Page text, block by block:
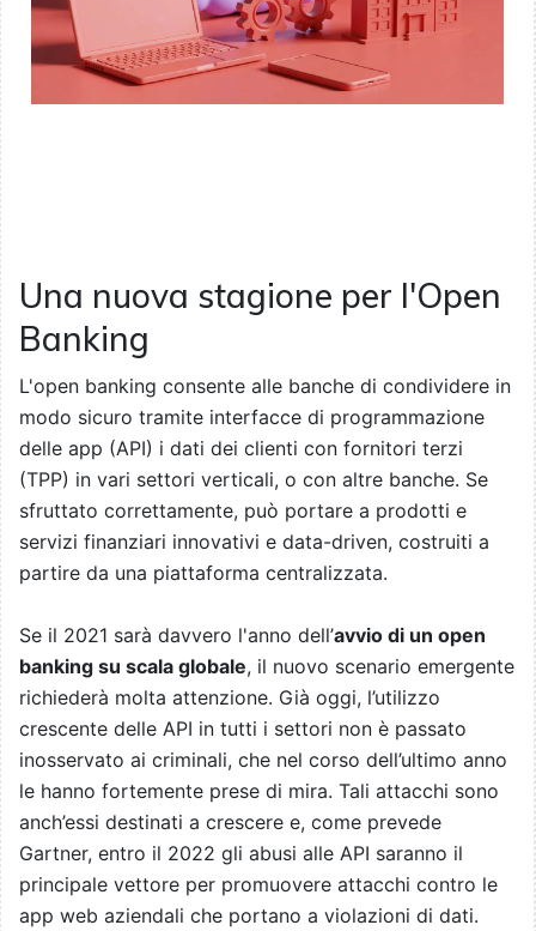
Una nuova stagione per l'Open
Banking
L'open banking consente alle banche di condividere in
modo sicuro tramite interfacce di programmazione
delle app (API) i dati dei clienti con fornitori terzi
(TPP) in vari settori verticali, o con altre banche. Se
sfruttato correttamente, può portare a prodotti e
servizi finanziari innovativi e data-driven, costruiti a
partire da una piattaforma centralizzata.
Se il 2021 sarà davvero l'anno dell’avvio di un open
banking su scala globale, il nuovo scenario emergente
richiederà molta attenzione. Già oggi, l’utilizzo
crescente delle API in tutti i settori non è passato
inosservato ai criminali, che nel corso dell’ultimo anno
le hanno fortemente prese di mira. Tali attacchi sono
anch’essi destinati a crescere e, come prevede
Gartner, entro il 2022 gli abusi alle API saranno il
principale vettore per promuovere attacchi contro le
app web aziendali che portano a violazioni di dati.